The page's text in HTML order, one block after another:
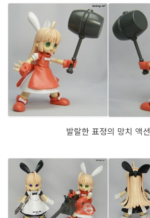
발랄한 표정의 망치 액션